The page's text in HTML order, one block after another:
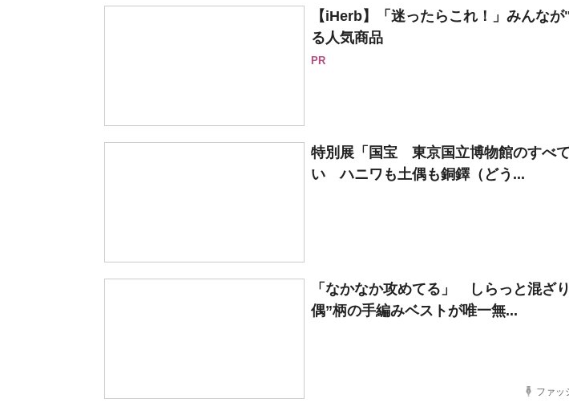
【iHerb】「迷ったらこれ！」みんな
る人気商品
PR
特別展「国宝 東京国立博物館のすべ
い ハニワも土偶も銅鐸（どう...
「なかなか攻めてる」 しらっと混ざ
偶”柄の手編みベストが唯一無...
ファッ